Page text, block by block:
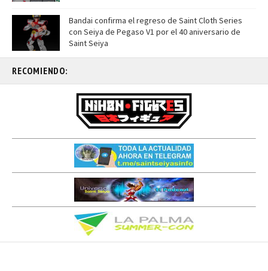
Bandai confirma el regreso de Saint Cloth Series
con Seiya de Pegaso V1 por el 40 aniversario de
Saint Seiya
RECOMIENDO: